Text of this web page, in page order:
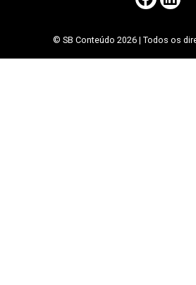
© SB Conteúdo 2026 | Todos os